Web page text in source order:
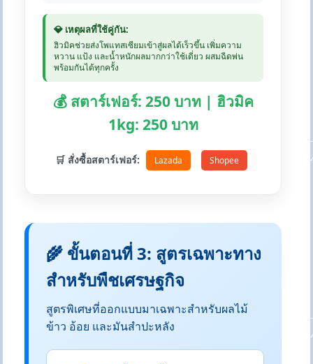
💎 เหตุผลที่ใช้คู่กัน:
ฮิวมิคช่วยส่งโพแทสเซียมเข้าสู่ผลได้เร็วขึ้น เพิ่มความ
หวาน แป้ง และน้ำหนักผลมากกว่าใช้เดี่ยว ผสมฉีดพ่น
พร้อมกันได้ทุกครั้ง
💰 สตาร์เฟอร์: 250 บาท | ฮิวมิค
1kg: 250 บาท
🛒 สั่งซื้อสตาร์เฟอร์: Lazada Shopee
🌾 ขั้นตอนที่ 3: สูตรเฉพาะทาง
สำหรับพืชเศรษฐกิจ
สูตรพิเศษที่ออกแบบมาเฉพาะสำหรับผลไม้
ข้าว อ้อย และมันสำปะหลัง